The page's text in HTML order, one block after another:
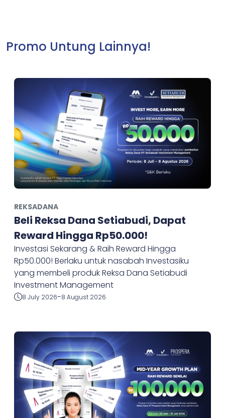
Promo Untung Lainnya!
REKSADANA
Beli Reksa Dana Setiabudi, Dapat
Reward Hingga Rp50.000!
Investasi Sekarang & Raih Reward Hingga
Rp50.000! Berlaku untuk nasabah Investasiku
yang membeli produk Reksa Dana Setiabudi
Investment Management
8 July 2026-8 August 2026